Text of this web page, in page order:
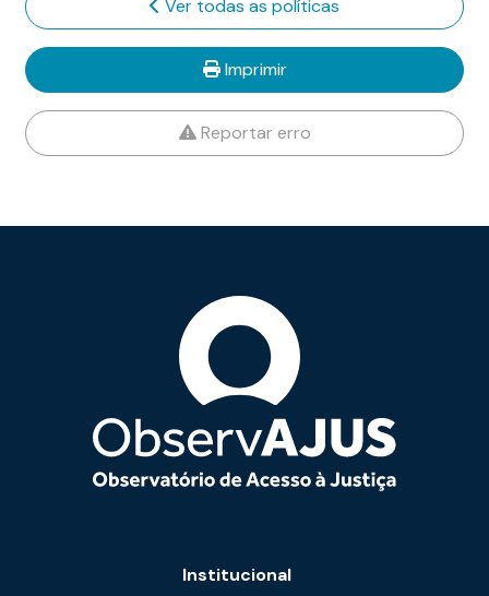
Ver todas as políticas
Imprimir
Reportar erro
Institucional